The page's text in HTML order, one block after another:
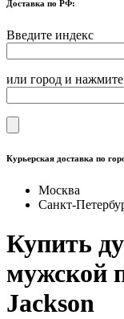
Доставка по РФ:
Введите индекс
или город и
Курьерская доставка по
Москва
Санкт-
Купить
мужской
Jackson